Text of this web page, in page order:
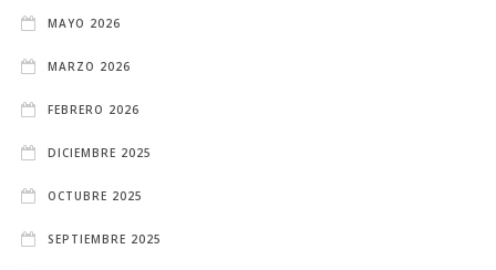
MAYO 2026
MARZO 2026
FEBRERO 2026
DICIEMBRE 2025
OCTUBRE 2025
SEPTIEMBRE 2025